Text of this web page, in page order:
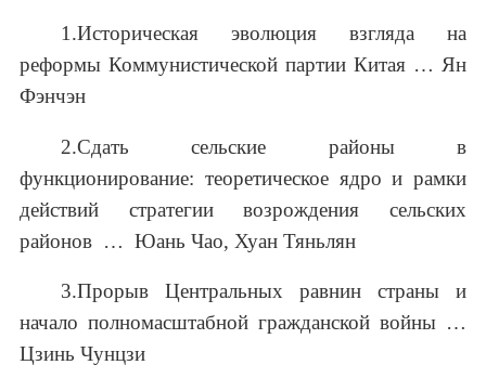
1.Историческая эволюция взгляда на
реформы Коммунистической партии Китая … Ян
Фэнчэн
2.Сдать сельские районы в
функционирование: теоретическое ядро и рамки
действий стратегии возрождения сельских
районов … Юань Чао, Хуан Тяньлян
3.Прорыв Центральных равнин страны и
начало полномасштабной гражданской войны …
Цзинь Чунцзи